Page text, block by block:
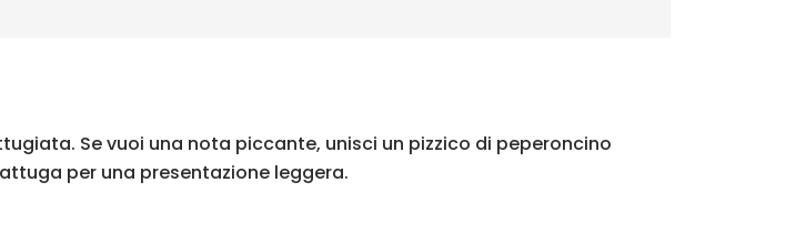
Se vuoi una nota piccante, unisci un pizzico di peperoncino
per una presentazione leggera.